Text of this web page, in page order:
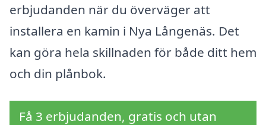
erbjudanden när du överväger att
installera en kamin i Nya Långenäs. Det
kan göra hela skillnaden för både ditt hem
och din plånbok.
Få 3 erbjudanden, gratis och utan